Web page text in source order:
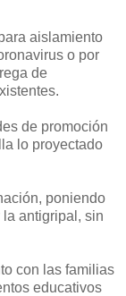
aislamiento
o por
de
de promoción
lo proyectado
poniendo
antigripal, sin
con las familias
educativos